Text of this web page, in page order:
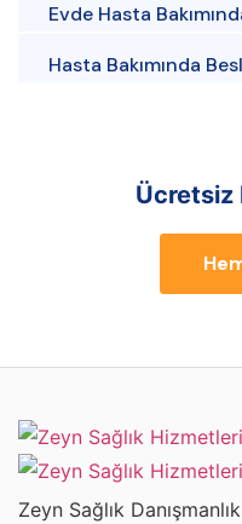
Evde Hasta
Hasta Bakımında
Ücretsiz
Zeyn Sağlık